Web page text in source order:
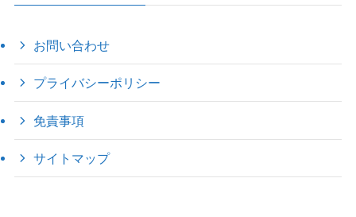
お問い合わせ
プライバシーポリシー
免責事項
サイトマップ